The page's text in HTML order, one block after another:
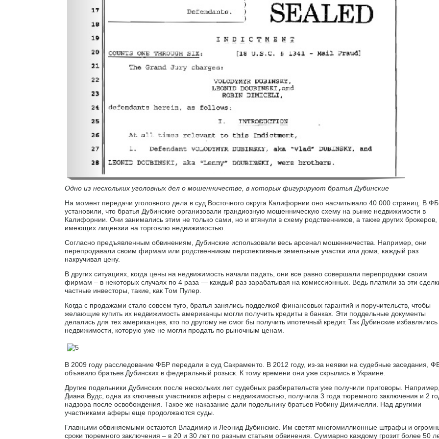
Одно из нескольких уголовных дел о мошенничестве, в которых фигурируют братья Дубинские
На момент передачи уголовного дела в суд Восточного округа Калифорнии оно насчитывало 40 000 страниц. В
установили, что братья Дубинские организовали грандиозную мошенническую схему на рынке недвижимости в
Калифорнии. Они занимались этим не только сами, но и втянули в схему родственников, а также других брокеров,
имеющих лицензии на торговлю недвижимостью.
Согласно предъявленным обвинениям, Дубинские использовали весь арсенал мошенничества. Например, они
перепродавали своим фирмам или родственникам перспективные земельные участки или дома, каждый раз
накручивая цену.
В других ситуациях, когда цены на недвижимость начали падать, они все равно совершали перепродажи своим
фирмам – в некоторых случаях по 4 раза — каждый раз зарабатывая на комиссионных. Ведь платили за эти
частные инвесторы, такие, как Том Пулер.
Когда с продажами стало совсем туго, братья занялись подделкой финансовых гарантий и поручительств, чтобы
желающие купить их недвижимость американцы могли получить кредиты в банках. Эти поддельные документы
делались для тех американцев, кто по другому не смог бы получить ипотечный кредит. Так Дубинские избавлялись
недвижимости, которую уже не могли продать по рыночным ценам.
В 2009 году расследование ФБР передали в суд Сакраменто. В 2012 году, из-за неявки на судебные заседания,
объявило братьев Дубинских в федеральный розыск. К тому времени они уже скрылись в Украине.
Другие подельники Дубинских после нескольких лет судебных разбирательств уже получили приговоры.
Диана Вудс, одна из ключевых участников аферы с недвижимостью, получила 3 года тюремного заключения и 2
надзора после освобождения. Такое же наказание дали подельнику братьев Робину Димичелли. Над другими
участниками аферы еще продолжаются суды.
Главными обвиняемыми остаются Владимир и Леонид Дубинские. Им светят многомиллионные штрафы и
сроки тюремного заключения – в 20 и 30 лет по разным статьям обвинения. Суммарно каждому грозит более 50